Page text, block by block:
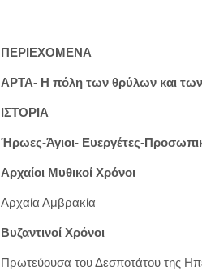
ΠΕΡΙΕΧΟΜΕΝΑ
ΑΡΤΑ- Η πόλη των θρύλων και
ΙΣΤΟΡΙΑ
Ήρωες-Άγιοι- Ευεργέτες-
Αρχαίοι Μυθικοί Χρόνοι
Αρχαία Αμβρακία
Βυζαντινοί Χρόνοι
Πρωτεύουσα του Δεσποτάτου της